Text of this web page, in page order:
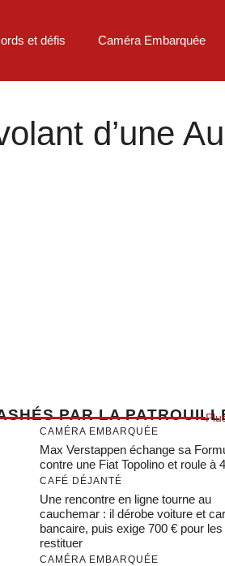
et défis Caméra Embarquée
d’une
PAR LA
CAMÉRA EMBARQUÉE
Max Verstappen échange sa
contre une Fiat Topolino et roule à
CAFÉ DÉJANTÉ
Une rencontre en ligne tourne au
cauchemar : il dérobe voiture et
bancaire, puis exige 700 € pour les
restituer
CAMÉRA EMBARQUÉE